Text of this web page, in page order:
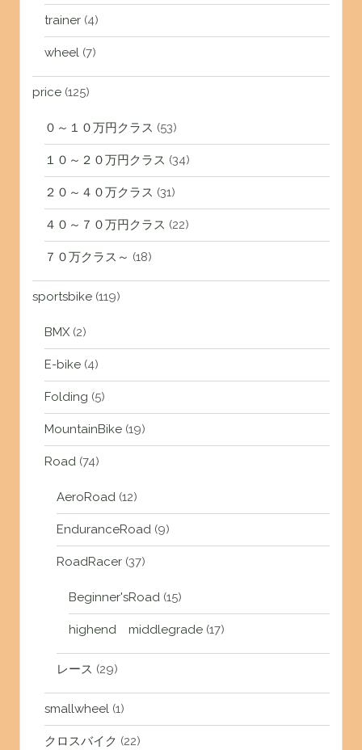
trainer(4)
wheel(7)
price(125)
０～１０万円クラス (53)
１０～２０万円クラス (34)
２０～４０万クラス (31)
４０～７０万円クラス (22)
７０万クラス～ (18)
sportsbike(119)
BMX(2)
E-bike(4)
Folding (5)
MountainBike(19)
Road(74)
AeroRoad(12)
EnduranceRoad(9)
RoadRacer(37)
Beginner'sRoad(15)
highend middlegrade(17)
レース (29)
smallwheel(1)
クロスバイク (22)